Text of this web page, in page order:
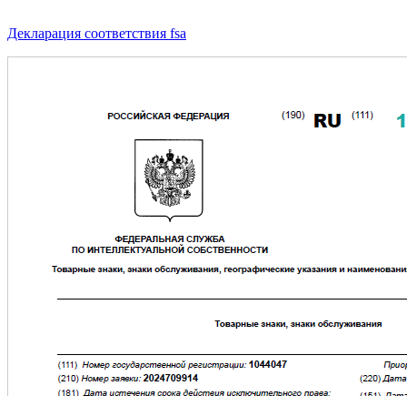
Декларация соответствия fsa